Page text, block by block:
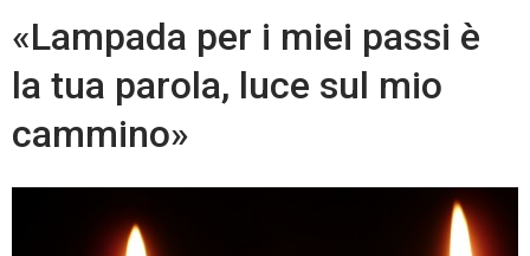
«Lampada per i miei passi è
la tua parola, luce sul mio
cammino»